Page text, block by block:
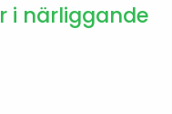
i närliggande